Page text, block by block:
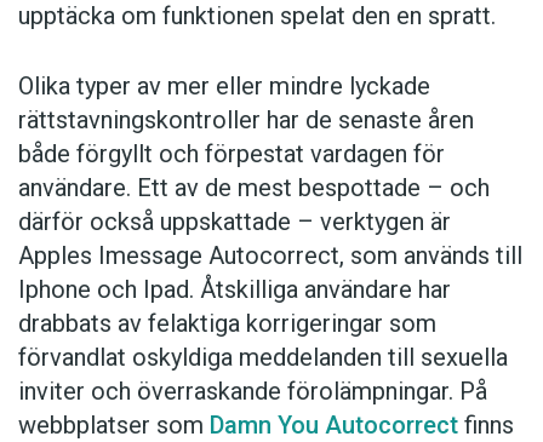
upptäcka om funktionen spelat den en spratt.
Olika typer av mer eller mindre lyckade
rättstavningskontroller har de senaste åren
både förgyllt och förpestat vardagen för
användare. Ett av de mest bespottade – och
därför också uppskattade – verktygen är
Apples Imessage Autocorrect, som används till
Iphone och Ipad. Åtskilliga användare har
drabbats av felaktiga korrigeringar som
förvandlat oskyldiga meddelanden till sexuella
inviter och överraskande förolämpningar. På
webbplatser som Damn You Autocorrect finns